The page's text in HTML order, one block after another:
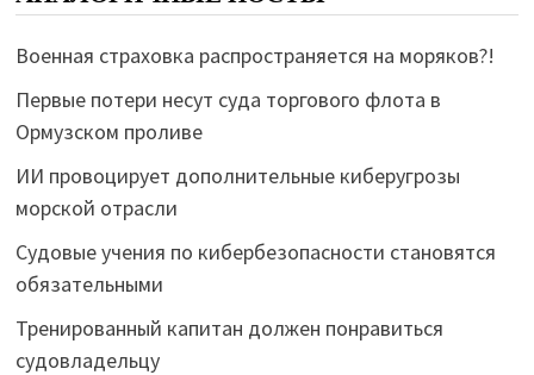
Военная страховка распространяется на моряков?!
Первые потери несут суда торгового флота в
Ормузском проливе
ИИ провоцирует дополнительные киберугрозы
морской отрасли
Судовые учения по кибербезопасности становятся
обязательными
Тренированный капитан должен понравиться
судовладельцу